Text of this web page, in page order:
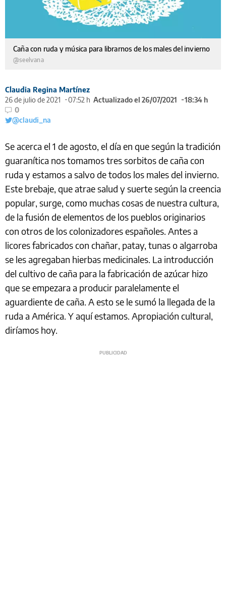
Caña con ruda y música para librarnos de los males del invierno
@seelvana
Claudia Regina Martínez
26 de julio de 2021
07:52 h Actualizado el 26/07/2021
18:34 h
0
@claudi_na
Se acerca el 1 de agosto, el día en que según la tradición
guaranítica nos tomamos tres sorbitos de caña con
ruda y estamos a salvo de todos los males del invierno.
Este brebaje, que atrae salud y suerte según la creencia
popular, surge, como muchas cosas de nuestra cultura,
de la fusión de elementos de los pueblos originarios
con otros de los colonizadores españoles. Antes a
licores fabricados con chañar, patay, tunas o algarroba
se les agregaban hierbas medicinales. La introducción
del cultivo de caña para la fabricación de azúcar hizo
que se empezara a producir paralelamente el
aguardiente de caña. A esto se le sumó la llegada de la
ruda a América. Y aquí estamos. Apropiación cultural,
diríamos hoy.